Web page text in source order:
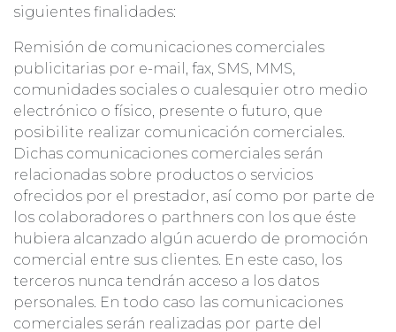
siguientes finalidades:
Remisión de comunicaciones comerciales
publicitarias por e-mail, fax, SMS, MMS,
comunidades sociales o cualesquier otro medio
electrónico o físico, presente o futuro, que
posibilite realizar comunicación comerciales.
Dichas comunicaciones comerciales serán
relacionadas sobre productos o servicios
ofrecidos por el prestador, así como por parte de
los colaboradores o parthners con los que éste
hubiera alcanzado algún acuerdo de promoción
comercial entre sus clientes. En este caso, los
terceros nunca tendrán acceso a los datos
personales. En todo caso las comunicaciones
comerciales serán realizadas por parte del